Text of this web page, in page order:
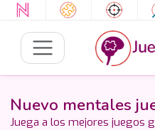
Nuevo mentales
Juega a los mejores juegos